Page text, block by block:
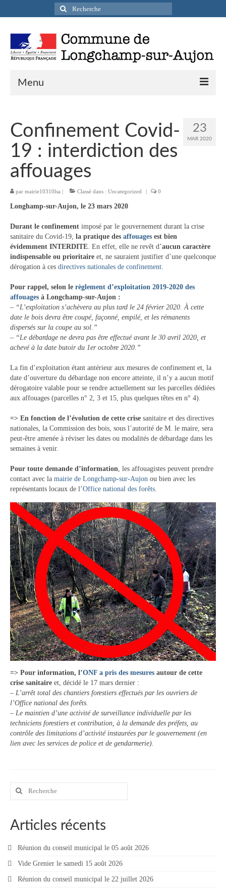
Rechercher
:
Menu
Infos pratiques
Présentation de la commune
Accueil en mairie
Longchamp-sur-Aujon en cartes postales
Tourisme
Hébergement
Formalités administratives
Santé
Qualité de l’eau
Collecte des déchets
Affouages
Location de salles
Services funéraires
Le Conseil municipal de Longchamp-sur-
Aujon
Les réunions du Conseil municipal
La Communauté de communes
Les réunions du Conseil communautaire
(CCRB)
Budget communal & fiscalité
Vie scolaire
Scolarité
Vie associative
Les associations
Contact
Contacter votre mairie
Informations légales
23
MAR 2020
Confinement Covid-
19 : interdiction des
affouages
par mairie10310lsa Classé dans : Uncategorized 0
Longhamp-sur-Aujon, le 23 mars 2020
Durant le confinement imposé par le gouvernement durant la crise
sanitaire du Covid-19, la pratique des affouages est bien
évidemment INTERDITE. En effet, elle ne revêt d’aucun caractère
indispensable ou prioritaire et, ne sauraient justifier d’une quelconque
dérogation à ces directives nationales de confinement.
Pour rappel, selon le règlement d’exploitation 2019-2020 des
affouages à Longchamp-sur-Aujon :
– “L’exploitation s’achèvera au plus tard le 24 février 2020. À cette
date le bois devra être coupé, façonné, empilé, et les rémanents
dispersés sur la coupe au sol.”
– “Le débardage ne devra pas être effectué avant le 30 avril 2020, et
achevé à la date butoir du 1er octobre 2020.”
La fin d’exploitation étant antérieur aux mesures de confinement et, la
date d’ouverture du débardage non encore atteinte, il n’y a aucun motif
dérogatoire valable pour se rendre actuellement sur les parcelles dédiées
aux affouages (parcelles n° 2, 3 et 15, plus quelques têtes en n° 4).
=> En fonction de l’évolution de cette crise sanitaire et des directives
nationales, la Commission des bois, sous l’autorité de M. le maire, sera
peut-être amenée à réviser les dates ou modalités de débardage dans les
semaines à venir.
Pour toute demande d’information, les affouagistes peuvent prendre
contact avec la mairie de Longchamp-sur-Aujon ou bien avec les
représentants locaux de l’Office national des forêts.
=> Pour information, l’ONF a pris des mesures autour de cette
crise sanitaire et, décidé le 17 mars dernier :
– L’arrêt total des chantiers forestiers effectués par les ouvriers de
l’Office national des forêts.
– Le maintien d’une activité de surveillance individuelle par les
techniciens forestiers et contribution, à la demande des préfets, au
contrôle des limitations d’activité instaurées par le gouvernement (en
lien avec les services de police et de gendarmerie).
Rechercher
Articles récents
Réunion du conseil municipal le 05 août 2026
Vide Grenier le samedi 15 août 2026
Réunion du conseil municipal le 22 juillet 2026